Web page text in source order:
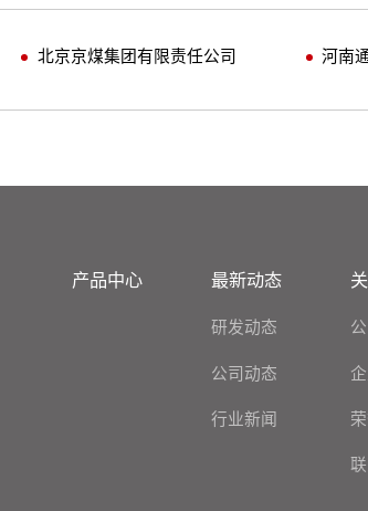
北京京煤集团有限责任公司 河南
产品中心 最新动态
研发动态
公司动态
行业新闻